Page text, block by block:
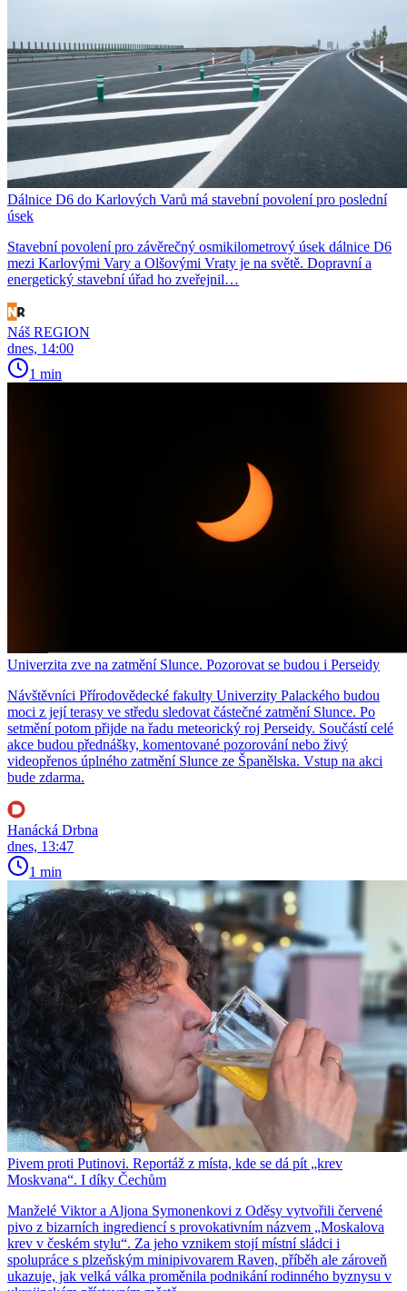
Dálnice D6 do Karlových Varů má stavební povolení pro poslední
úsek
Stavební povolení pro závěrečný osmikilometrový úsek dálnice D6
mezi Karlovými Vary a Olšovými Vraty je na světě. Dopravní a
energetický stavební úřad ho zveřejnil…
Náš REGION
dnes, 14:00
1 min
Univerzita zve na zatmění Slunce. Pozorovat se budou i Perseidy
Návštěvníci Přírodovědecké fakulty Univerzity Palackého budou
moci z její terasy ve středu sledovat částečné zatmění Slunce. Po
setmění potom přijde na řadu meteorický roj Perseidy. Součástí celé
akce budou přednášky, komentované pozorování nebo živý
videopřenos úplného zatmění Slunce ze Španělska. Vstup na akci
bude zdarma.
Hanácká Drbna
dnes, 13:47
1 min
Pivem proti Putinovi. Reportáž z místa, kde se dá pít „krev
Moskvana“. I díky Čechům
Manželé Viktor a Aljona Symonenkovi z Oděsy vytvořili červené
pivo z bizarních ingrediencí s provokativním názvem „Moskalova
krev v českém stylu“. Za jeho vznikem stojí místní sládci i
spolupráce s plzeňským minipivovarem Raven, příběh ale zároveň
ukazuje, jak velká válka proměnila podnikání rodinného byznysu v